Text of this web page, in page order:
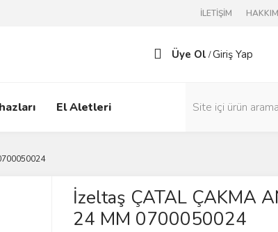
İLETİŞİM
Üye Ol /Giriş Yap
El Aletleri
İzeltaş ÇATAL ÇAKMA
24 MM 0700050024